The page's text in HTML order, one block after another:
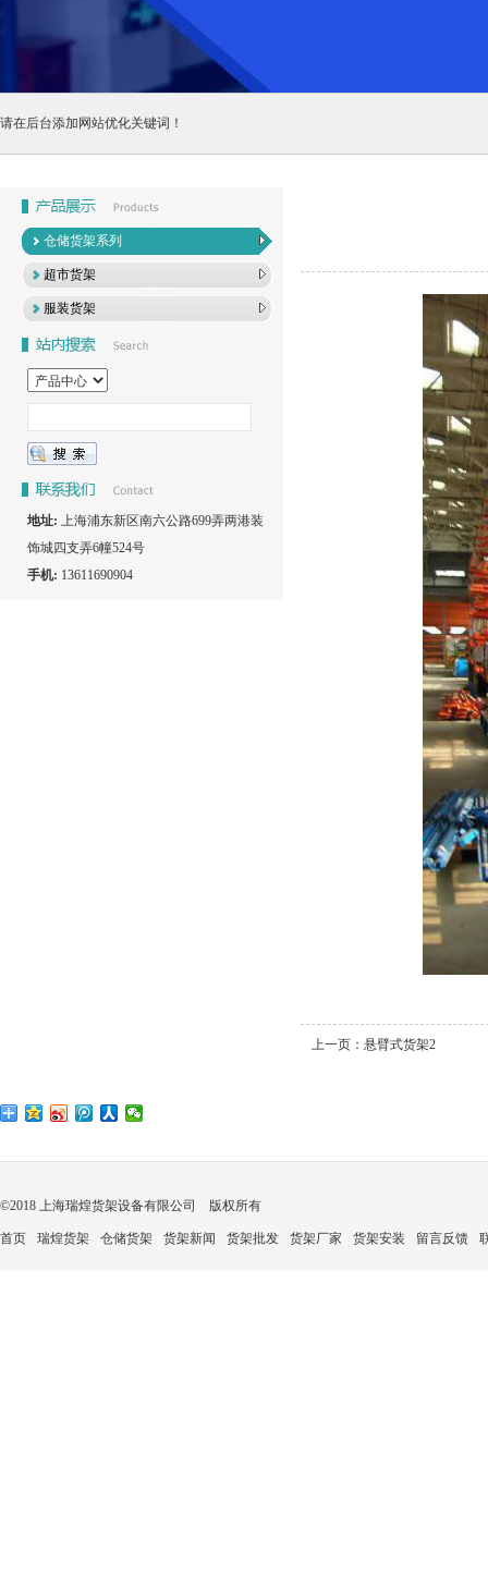
请在后台添加网站优化关键词！
仓储货架系列
超市货架
服装货架
地址: 上海浦东新区南六公路699弄两港装
饰城四支弄6幢524号
手机: 13611690904
上一页： 悬臂式货架2
©2018 上海瑞煌货架设备有限公司 版权所有
首页 瑞煌货架 仓储货架 货架新闻 货架批发 货架厂家 货架安装 留言反馈